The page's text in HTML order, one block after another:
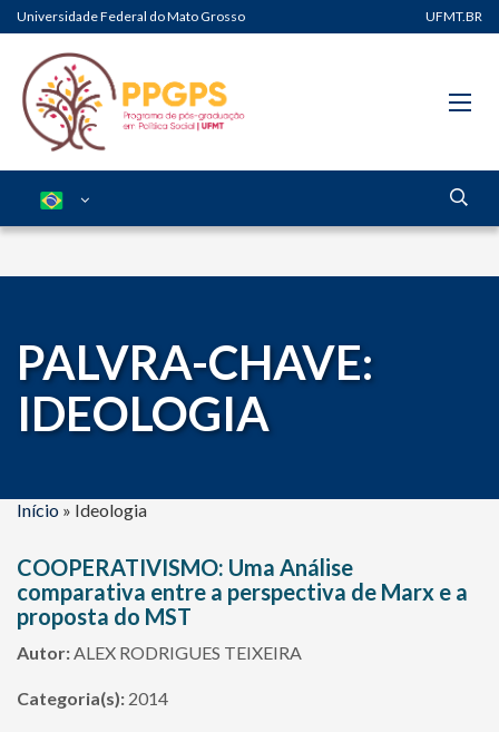
Universidade Federal do Mato Grosso UFMT.BR
PALVRA-CHAVE:
IDEOLOGIA
Início » Ideologia
COOPERATIVISMO: Uma Análise
comparativa entre a perspectiva de Marx e a
proposta do MST
Autor:ALEX RODRIGUES TEIXEIRA
Categoria(s): 2014